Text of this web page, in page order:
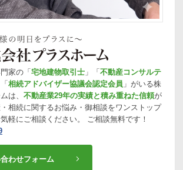
家の「宅地建物取引士 」「不動産コンサルテ
「相続アドバイザー協議会認定会員 」がいる株
は、 不動産業29年の実績と積み重ねた信頼が
相続に関するお悩み・御相談をワンストップ
軽にご相談ください。 ご相談無料です！
わせフォーム